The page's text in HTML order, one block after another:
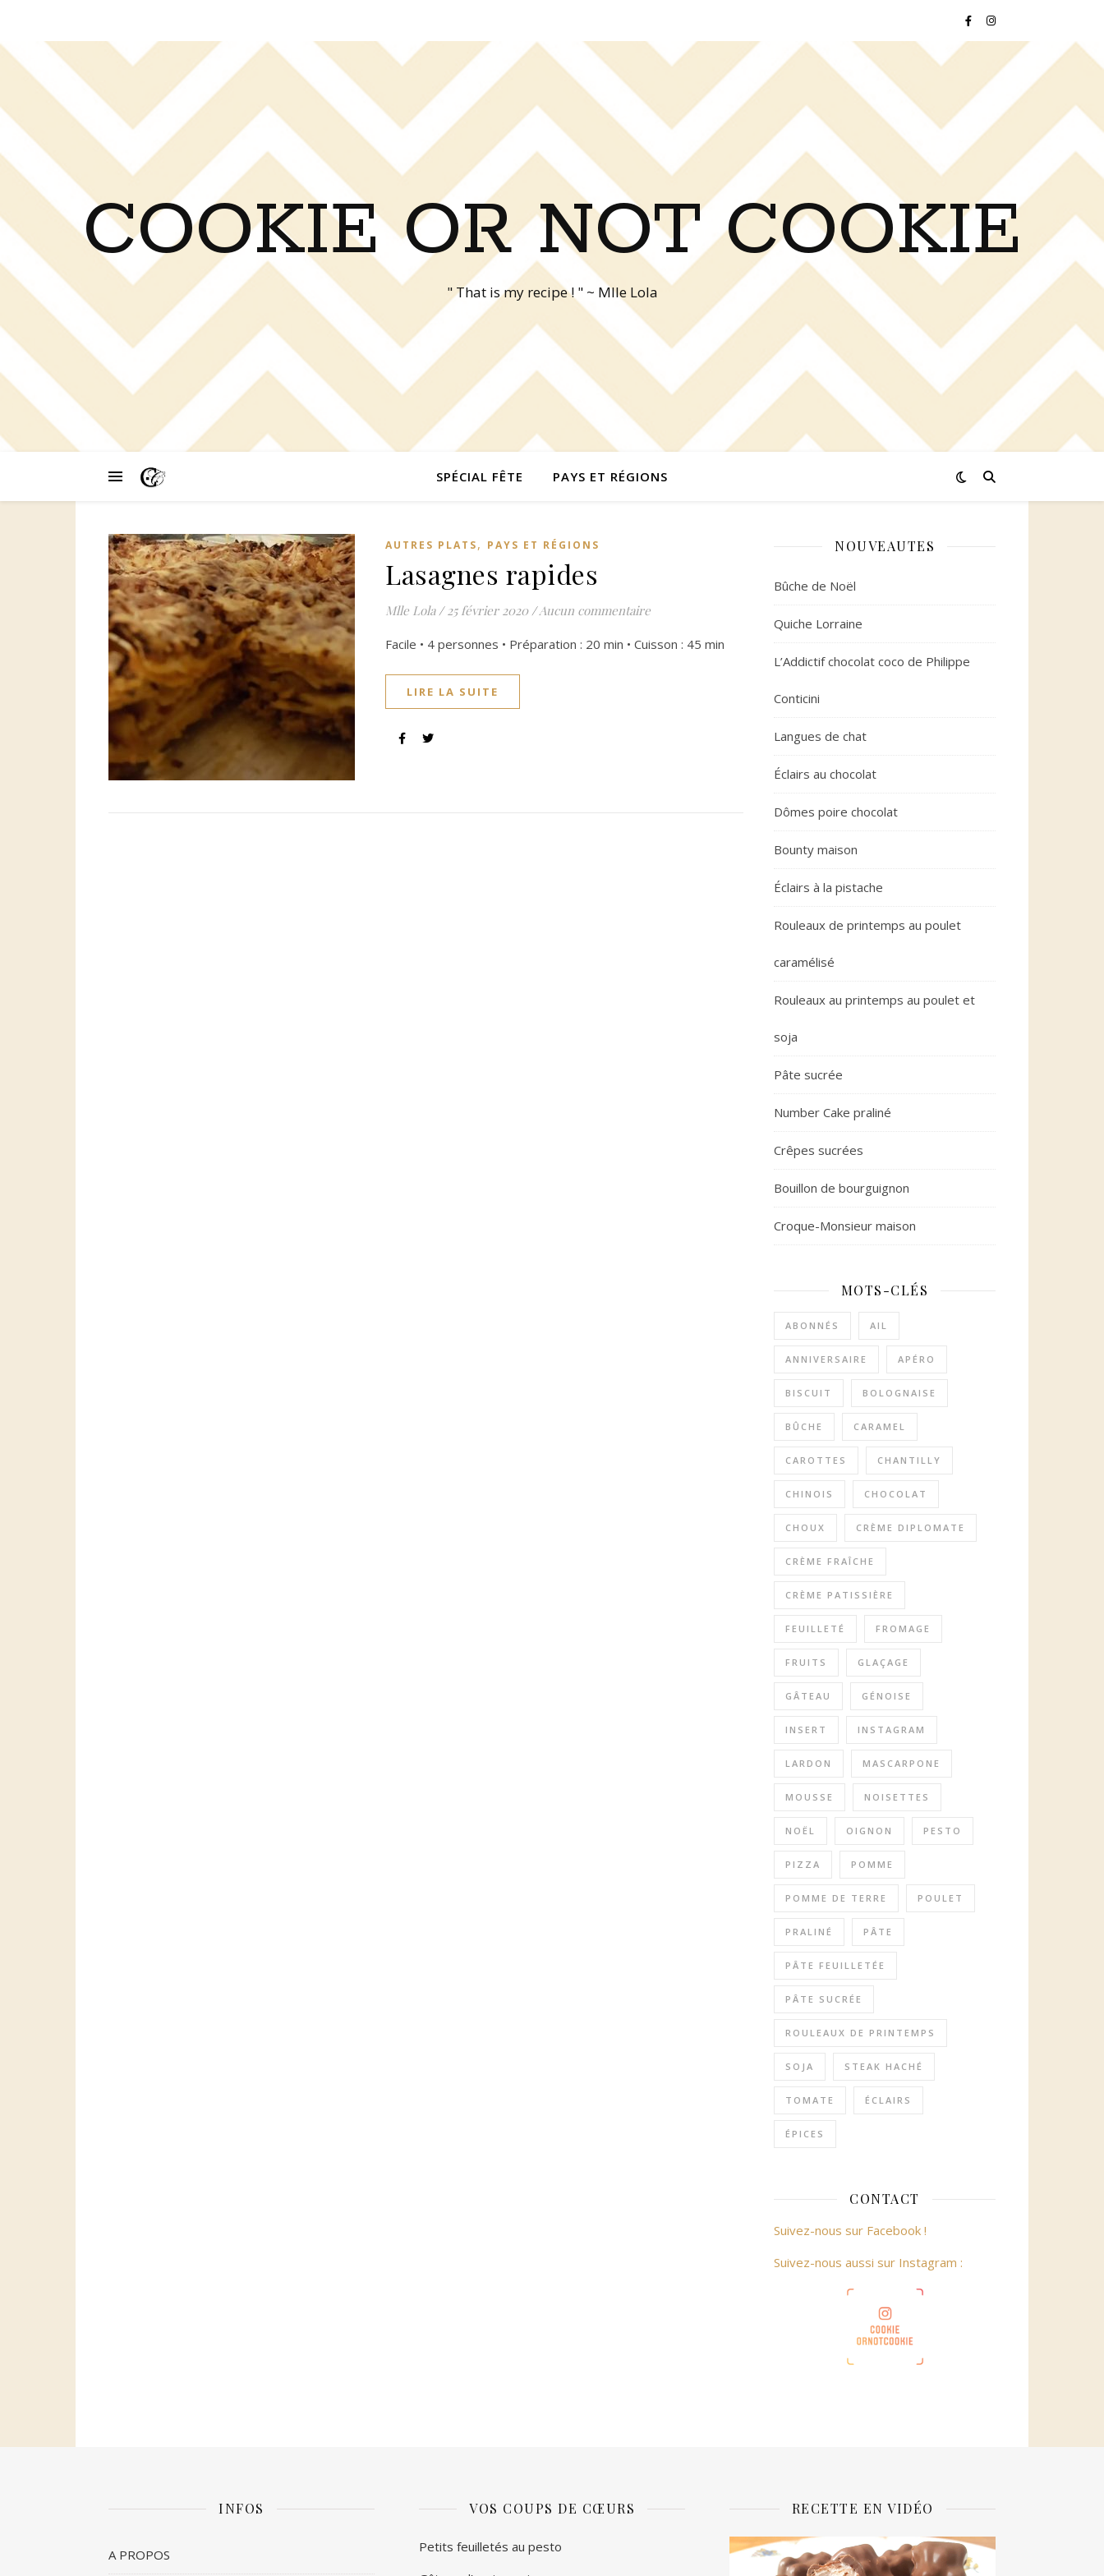
COOKIE OR NOT COOKIE
" That is my recipe ! " ~ Mlle Lola
SPÉCIAL FÊTE PAYS ET RÉGIONS
AUTRES PLATS, PAYS ET RÉGIONS
Lasagnes rapides
Mlle Lola / 25 février 2020 /Aucun commentaire
Facile • 4 personnes • Préparation : 20 min • Cuisson : 45 min
LIRE LA SUITE
NOUVEAUTES
Bûche de Noël
Quiche Lorraine
L’Addictif chocolat coco de Philippe
Conticini
Langues de chat
Éclairs au chocolat
Dômes poire chocolat
Bounty maison
Éclairs à la pistache
Rouleaux de printemps au poulet
caramélisé
Rouleaux au printemps au poulet et
soja
Pâte sucrée
Number Cake praliné
Crêpes sucrées
Bouillon de bourguignon
Croque-Monsieur maison
MOTS-CLÉS
ABONNÉS AIL
ANNIVERSAIRE APÉRO
BISCUIT BOLOGNAISE
BÛCHE CARAMEL
CAROTTES CHANTILLY
CHINOIS CHOCOLAT
CHOUX CRÈME DIPLOMATE
CRÈME FRAÎCHE
CRÈME PATISSIÈRE
FEUILLETÉ FROMAGE
FRUITS GLAÇAGE
GÂTEAU GÉNOISE
INSERT INSTAGRAM
LARDON MASCARPONE
MOUSSE NOISETTES
NOËL OIGNON PESTO
PIZZA POMME
POMME DE TERRE POULET
PRALINÉ PÂTE
PÂTE FEUILLETÉE
PÂTE SUCRÉE
ROULEAUX DE PRINTEMPS
SOJA STEAK HACHÉ
TOMATE ÉCLAIRS
ÉPICES
CONTACT
Suivez-nous sur Facebook !
Suivez-nous aussi sur Instagram :
INFOS
A PROPOS
VOS COUPS DE CŒURS
Petits feuilletés au pesto
RECETTE EN VIDÉO
Lecteur